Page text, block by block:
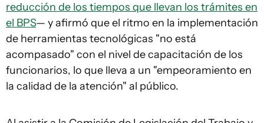
reducción de los tiempos que llevan los trámites en
el BPS— y afirmó que el ritmo en la implementación
de herramientas tecnológicas "no está
acompasado" con el nivel de capacitación de los
funcionarios, lo que lleva a un "empeoramiento en
la calidad de la atención" al público.